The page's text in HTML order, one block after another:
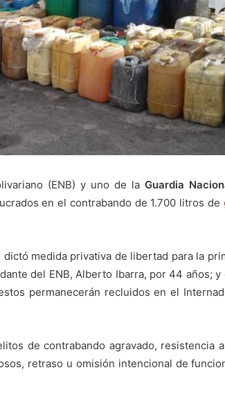
(ENB) y uno de la Guardia
en el contrabando de 1.700 litros de
medida privativa de libertad para la
del ENB, Alberto Ibarra, por 44 años;
permanecerán recluidos en el
de contrabando agravado, resistencia
retraso u omisión intencional de